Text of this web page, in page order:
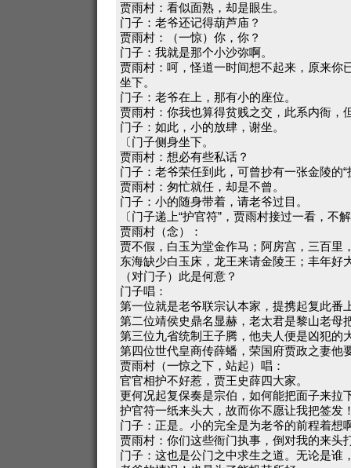
贾雨村：看似面熟，却是眼生。
门子：老爷还记得葫芦庙？
贾雨村：（一惊）你，你？
门子：我就是那个小沙弥啊。
贾雨村：呵，怪道一时间想不起来，原来你
坐下。
门子：老爷在上，那有小的座位。
贾雨村：你我也算得贫贱之交，此系内衙，
门子：如此，小的放肆，谢坐。
〔门子侧身坐下。
贾雨村：想必有些私话？
门子：老爷荣任到此，可曾抄有一张金陵的“
贾雨村：匆忙就任，却是不曾。
门子：小的随身带着，请老爷过目。
〔门子递上“护官符”，贾雨村接过一看，不
贾雨村（念）：
贾不假，白玉为堂金作马；阿房宫，三百里
东海缺少白玉床，龙王来请金陵王；丰年好
（对门子）此是何意？
门子唱：
第一位就是老爷联宗认本家，提携起复此番
第二位靖侯史鼎名显赫，老太君是黎山老母
第三位九省统制王子腾，他夫人便是凶犯的
第四位世代皇商传薛蟠，荣国府贾政之妻他
贾雨村（一惊之下，站起）唱：
官官相护不好惹，贾王史薛四大家。
更何况起复保奏是宗伯，如何能把面子来拉
护官符一纸来头大，故而你不愿让我把签发
门子：正是。小的完全是为老爷的前程着想
贾雨村：你们这些衙门执事，倒对我的来头
门子：这也是公门之中求生之道。无论是谁